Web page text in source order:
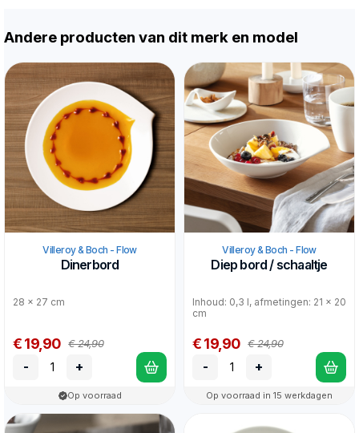
Andere producten van dit merk en model
Villeroy & Boch - Flow
Dinerbord
28 x 27 cm
€ 19,90 € 24,90
- +
Op voorraad
Villeroy & Boch - Flow
Diep bord / schaaltje
Inhoud: 0,3 l, afmetingen: 21 x 20
cm
€ 19,90 € 24,90
- +
Op voorraad in 15 werkdagen